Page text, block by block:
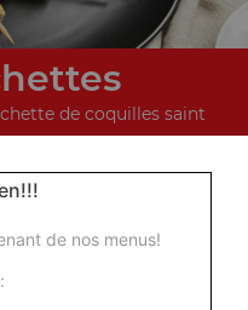
de coquilles saint
de boeuf b3, ...
de nos menus!